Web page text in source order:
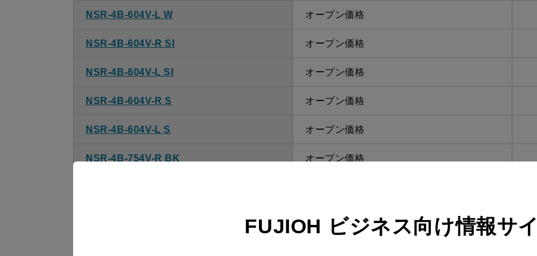
NSR-4B-604V-L W オープン価格
NSR-4B-604V-R SI オープン価格
NSR-4B-604V-L SI オープン価格
NSR-4B-604V-R S オープン価格
NSR-4B-604V-L S オープン価格
NSR-4B-754V-R BK オープン価格
オープン価格
FUJIOH ビジネス向け情報サ